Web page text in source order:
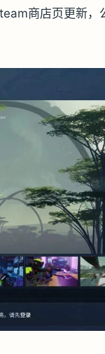
商店页更新